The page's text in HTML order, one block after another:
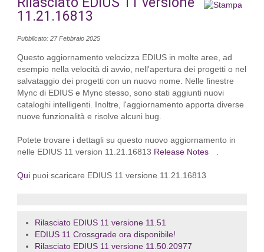
11.21.16813
Pubblicato: 27 Febbraio 2025
Questo aggiornamento velocizza EDIUS in molte aree, ad
esempio nella velocità di avvio, nell'apertura dei progetti o nel
salvataggio dei progetti con un nuovo nome. Nelle finestre
Mync di EDIUS e Mync stesso, sono stati aggiunti nuovi
cataloghi intelligenti. Inoltre, l'aggiornamento apporta diverse
nuove funzionalità e risolve alcuni bug.
Potete trovare i dettagli su questo nuovo aggiornamento in
nelle EDIUS 11 version 11.21.16813 Release Notes
Quipuoi scaricare EDIUS 11 versione 11.21.16813
Rilasciato EDIUS 11 versione 11.51
EDIUS 11 Crossgrade ora disponibile!
Rilasciato EDIUS 11 versione 11.50.20977